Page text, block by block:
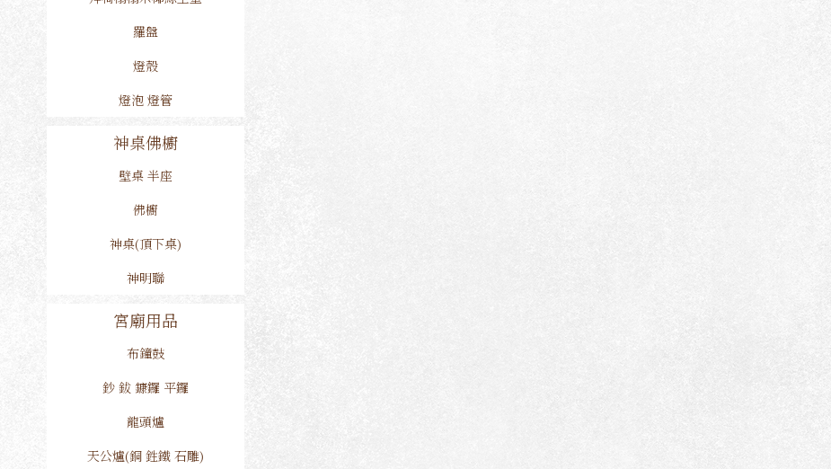
羅盤
燈殼
燈泡 燈管
神桌佛櫥
壁桌 半座
佛櫥
神桌(頂下桌)
神明聯
宮廟用品
布鐘鼓
鈔 鈸 鏮鑼 平鑼
龍頭爐
天公爐(銅 鉎鐵 石雕)